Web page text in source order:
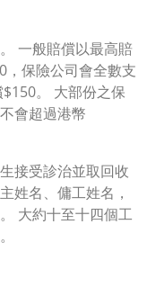
一般賠償以最高賠
，保險公司會全數支
。 大部份之保
會超過港幣
接受診治並取回收
姓名、傭工姓名，
大約十至十四個工